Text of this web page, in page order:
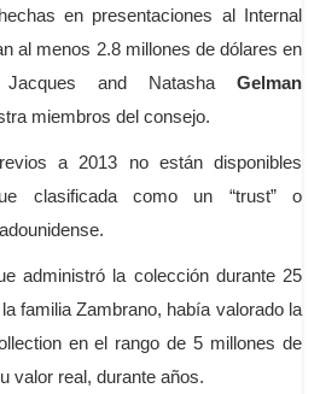
en presentaciones al Internal
al menos 2.8 millones de dólares en
and Natasha Gelman
miembros del consejo.
a 2013 no están disponibles
clasificada como un “trust” o
administró la colección durante 25
familia Zambrano, había valorado la
en el rango de 5 millones de
valor real, durante años.